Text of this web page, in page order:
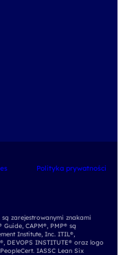
Polityka prywatności
zarejestrowanymi znakami
CAPM®, PMP® są
Institute, Inc. ITIL®,
DEVOPS INSTITUTE® oraz logo
IASSC Lean Six